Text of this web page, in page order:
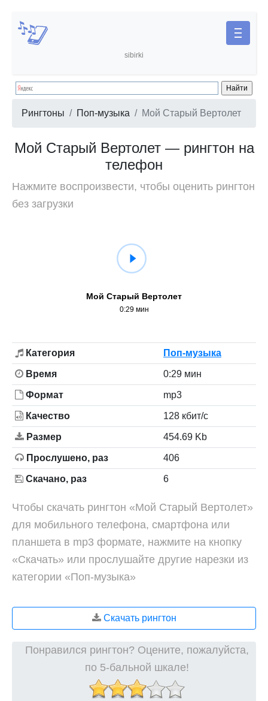
sibirki
Рингтоны Поп-музыка Мой Старый Вертолет
Мой Старый Вертолет — рингтон на
телефон
Нажмите воспроизвести, чтобы оценить рингтон
без загрузки
Мой Старый Вертолет
0:29 мин
Категория Поп-музыка
Время 0:29 мин
Формат mp3
Качество 128 кбит/с
Размер 454.69 Kb
Прослушено, раз 406
Скачано, раз 6
Чтобы скачать рингтон «Мой Старый Вертолет»
для мобильного телефона, смартфона или
планшета в mp3 формате, нажмите на кнопку
«Скачать» или прослушайте другие нарезки из
категории «Поп-музыка»
Скачать рингтон
Понравился рингтон? Оцените, пожалуйста,
по 5-бальной шкале!